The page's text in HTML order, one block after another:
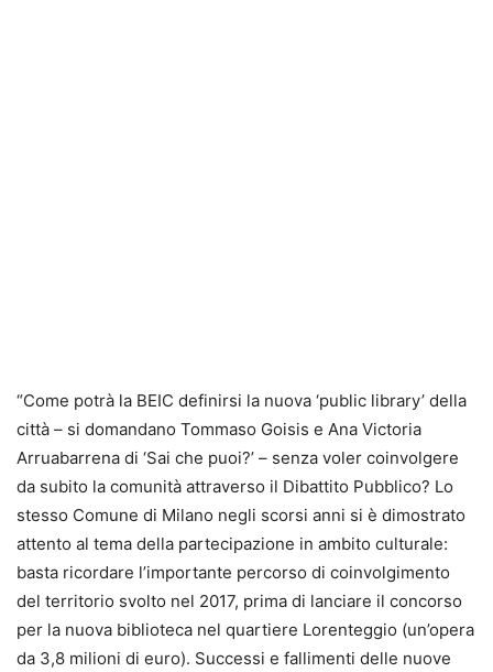
“Come potrà la BEIC definirsi la nuova ‘public library’ della
città – si domandano Tommaso Goisis e Ana Victoria
Arruabarrena di ‘Sai che puoi?’ – senza voler coinvolgere
da subito la comunità attraverso il Dibattito Pubblico? Lo
stesso Comune di Milano negli scorsi anni si è dimostrato
attento al tema della partecipazione in ambito culturale:
basta ricordare l’importante percorso di coinvolgimento
del territorio svolto nel 2017, prima di lanciare il concorso
per la nuova biblioteca nel quartiere Lorenteggio (un’opera
da 3,8 milioni di euro). Successi e fallimenti delle nuove